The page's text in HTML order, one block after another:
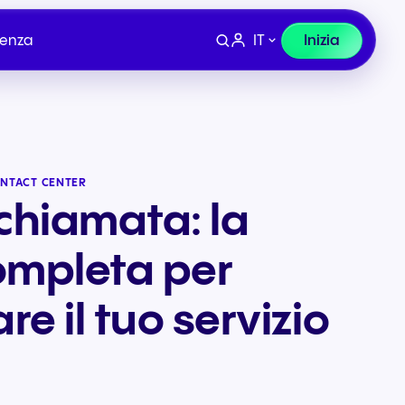
e
IT Inizia
CENTER
la
per
il tuo servizio